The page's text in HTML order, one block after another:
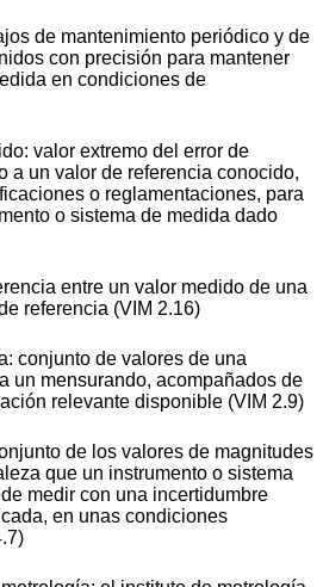
de mantenimiento periódico y de
con precisión para mantener
en condiciones de
valor extremo del error de
a un valor de referencia conocido,
o reglamentaciones, para
o sistema de medida dado
entre un valor medido de una
referencia (VIM 2.16)
conjunto de valores de una
un mensurando, acompañados de
relevante disponible (VIM 2.9)
de los valores de magnitudes
que un instrumento o sistema
medir con una incertidumbre
en unas condiciones